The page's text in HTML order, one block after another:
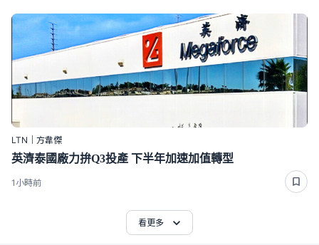
LTN｜方韋傑
英濟泰國廠力拚Q3投產 下半年加速加值轉型
1小時前
看更多